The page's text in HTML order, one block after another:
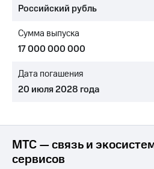
Контакты
Пригласить
спикера
и акционерам
Корпоративное
управление
секретарь
Раскрытие
информации
Информация
Российский рубль
Сумма выпуска
17 000 000 000
Дата погашения
20 июля 2028 года
МТС — связь и
сервисов